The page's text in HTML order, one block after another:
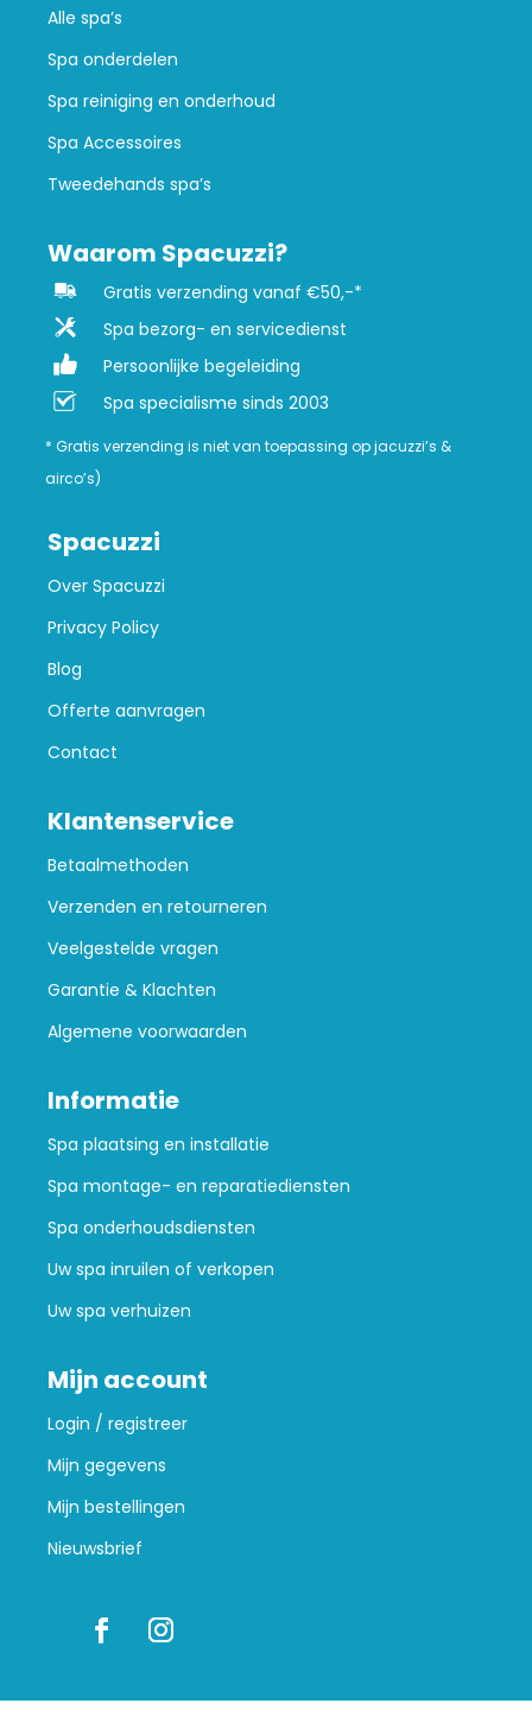
Alle spa’s
Spa onderdelen
Spa reiniging en onderhoud
Spa Accessoires
Tweedehands spa’s
Waarom Spacuzzi?
Gratis verzending vanaf €50,-*
Spa bezorg- en servicedienst
Persoonlijke begeleiding
Spa specialisme sinds 2003
* Gratis verzending is niet van toepassing op jacuzzi’s &
airco’s)
Spacuzzi
Over Spacuzzi
Privacy Policy
Blog
Offerte aanvragen
Contact
Klantenservice
Betaalmethoden
Verzenden en retourneren
Veelgestelde vragen
Garantie & Klachten
Algemene voorwaarden
Informatie
Spa plaatsing en installatie
Spa montage- en reparatiediensten
Spa onderhoudsdiensten
Uw spa inruilen of verkopen
Uw spa verhuizen
Mijn account
Login / registreer
Mijn gegevens
Mijn bestellingen
Nieuwsbrief